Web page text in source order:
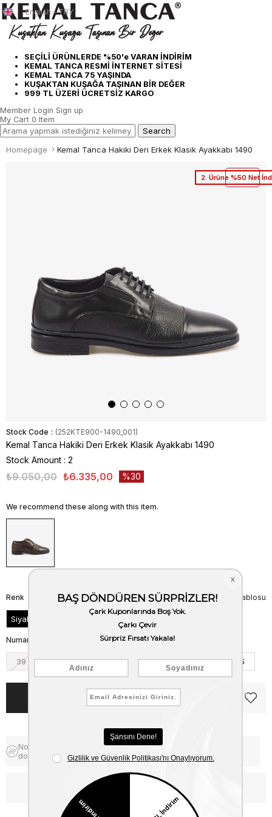
SEÇİLİ ÜRÜNLERDE %50'e VARAN İNDİRİM
KEMAL TANCA RESMİ İNTERNET SİTESİ
KEMAL TANCA 75 YAŞINDA
KUŞAKTAN KUŞAĞA TAŞINAN BİR DEĞER
999 TL ÜZERİ ÜCRETSİZ KARGO
English - TRY
Member Login Sign up
My Cart 0 Item
Homepage Kemal Tanca Hakiki Deri Erkek Klasik Ayakkabı 1490
2. Ürüne %50 Net
Stock Code (252KTE900-1490_001)
Kemal Tanca Hakiki Deri Erkek Klasik Ayakkabı 1490
Stock Amount : 2
₺9.050,00 ₺6.335,00 30
We recommend these along with this item.
Beden Tablosu
Renk
Siyah
Numara
39 40 41 42 43 44 45
Notify me when the price goes
down
WhatsApp’tan Bilgi Al